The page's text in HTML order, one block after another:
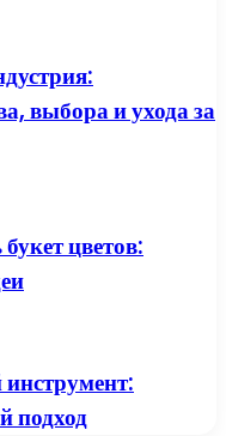
выбора и ухода за
цветов:
подход